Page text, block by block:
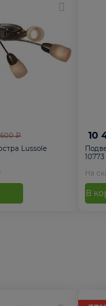
₽
Lussole
10
10773
На
В